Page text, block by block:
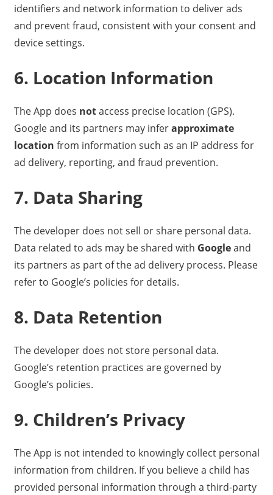
identifiers and network information to deliver ads
and prevent fraud, consistent with your consent and
device settings.
6. Location Information
The App does notaccess precise location (GPS).
Google and its partners may inferapproximate
location from information such as an IP address for
ad delivery, reporting, and fraud prevention.
7. Data Sharing
The developer does not sell or share personal data.
Data related to ads may be shared with Googleand
its partners as part of the ad delivery process. Please
refer to Google’s policies for details.
8. Data Retention
The developer does not store personal data.
Google’s retention practices are governed by
Google’s policies.
9. Children’s Privacy
The App is not intended to knowingly collect personal
information from children. If you believe a child has
provided personal information through a third-party